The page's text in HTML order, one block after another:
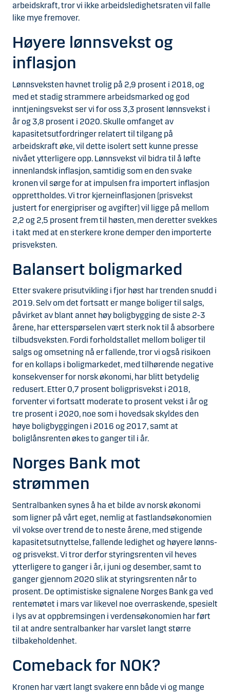
arbeidskraft, tror vi ikke arbeidsledighetsraten vil falle
like mye fremover.
Høyere lønnsvekst og
inflasjon
Lønnsveksten havnet trolig på 2,9 prosent i 2018, og
med et stadig strammere arbeidsmarked og god
inntjeningsvekst ser vi for oss 3,3 prosent lønnsvekst i
år og 3,8 prosent i 2020. Skulle omfanget av
kapasitetsutfordringer relatert til tilgang på
arbeidskraft øke, vil dette isolert sett kunne presse
nivået ytterligere opp. Lønnsvekst vil bidra til å løfte
innenlandsk inflasjon, samtidig som en den svake
kronen vil sørge for at impulsen fra importert inflasjon
opprettholdes. Vi tror kjerneinflasjonen (prisvekst
justert for energipriser og avgifter) vil ligge på mellom
2,2 og 2,5 prosent frem til høsten, men deretter svekkes
i takt med at en sterkere krone demper den importerte
prisveksten.
Balansert boligmarked
Etter svakere prisutvikling i fjor høst har trenden snudd i
2019. Selv om det fortsatt er mange boliger til salgs,
påvirket av blant annet høy boligbygging de siste 2-3
årene, har etterspørselen vært sterk nok til å absorbere
tilbudsveksten. Fordi forholdstallet mellom boliger til
salgs og omsetning nå er fallende, tror vi også risikoen
for en kollaps i boligmarkedet, med tilhørende negative
konsekvenser for norsk økonomi, har blitt betydelig
redusert. Etter 0,7 prosent boligprisvekst i 2018,
forventer vi fortsatt moderate to prosent vekst i år og
tre prosent i 2020, noe som i hovedsak skyldes den
høye boligbyggingen i 2016 og 2017, samt at
boliglånsrenten økes to ganger til i år.
Norges Bank mot
strømmen
Sentralbanken synes å ha et bilde av norsk økonomi
som ligner på vårt eget, nemlig at fastlandsøkonomien
vil vokse over trend de to neste årene, med stigende
kapasitetsutnyttelse, fallende ledighet og høyere lønns-
og prisvekst. Vi tror derfor styringsrenten vil heves
ytterligere to ganger i år, i juni og desember, samt to
ganger gjennom 2020 slik at styringsrenten når to
prosent. De optimistiske signalene Norges Bank ga ved
rentemøtet i mars var likevel noe overraskende, spesielt
i lys av at oppbremsingen i verdensøkonomien har ført
til at andre sentralbanker har varslet langt større
tilbakeholdenhet.
Comeback for NOK?
Kronen har vært langt svakere enn både vi og mange